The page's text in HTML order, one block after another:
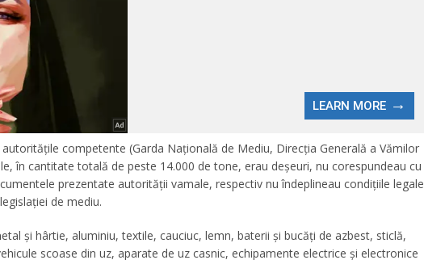
competente (Garda Naţională de Mediu, Direcţia Generală a Vămilor
în cantitate totală de peste 14.000 de tone, erau deşeuri, nu corespundeau cu
prezentate autorităţii vamale, respectiv nu îndeplineau condiţiile legale
de mediu.
și hârtie, aluminiu, textile, cauciuc, lemn, baterii și bucăți de azbest, sticlă,
scoase din uz, aparate de uz casnic, echipamente electrice şi electronice